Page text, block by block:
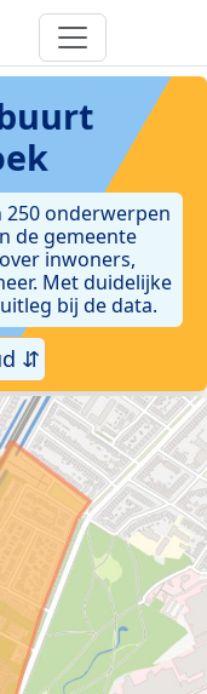
250 onderwerpen
de gemeente
inwoners,
Met duidelijke
bij de data.
⇵